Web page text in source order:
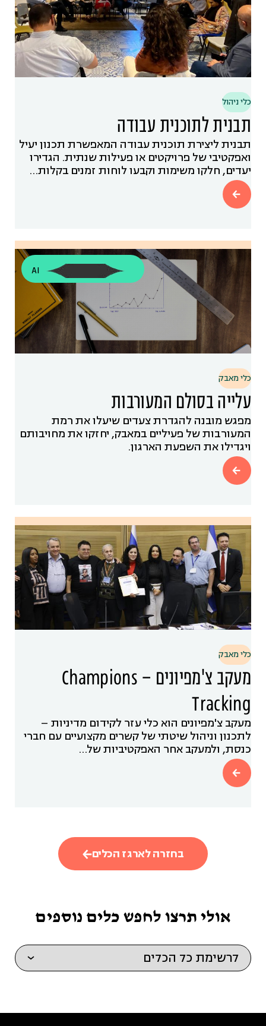
כלי ניהול
תבנית לתוכנית עבודה
תבנית ליצירת תוכנית עבודה המאפשרת תכנון יעיל
ואפקטיבי של פרויקטים או פעילות שנתית. הגדירו
יעדים, חלקו משימות וקבעו לוחות זמנים בקלות…
AI
כלי מאבק
עלייה בסולם המעורבות
מפגש מובנה להגדרת צעדים שיעלו את רמת
המעורבות של פעיליים במאבק, יחזקו את מחויבותם
ויגדילו את השפעת הארגון.
כלי מאבק
מעקב צ'מפיונים – Champions
Tracking
מעקב צ'מפיונים הוא כלי עזר לקידום מדיניות –
לתכנון וניהול שיטתי של קשרים מקצועיים עם חברי
כנסת, ולמעקב אחר האפקטיביות של…
בחזרה לארגז הכלים
אולי תרצו לחפש כלים נוספים